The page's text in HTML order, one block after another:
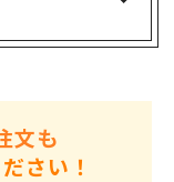
文も
さい！